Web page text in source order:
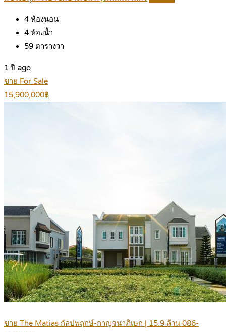
4 ห้องนอน
4 ห้องน้ำ
59 ตารางวา
1 ปี ago
ขาย For Sale
15,900,000฿
ขาย The Matias กัลปพฤกษ์-กาญจนาภิเษก | 15.9 ล้าน 086-